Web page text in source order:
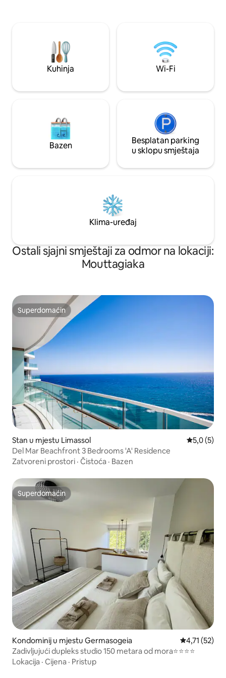
uživati u hladnom kupanju u našoj kadi uz
savršen je za
sami ili poslovne
udobnost i
Kuhinja Wi-Fi
Bazen
Besplatan parking
u sklopu smještaja
Klima-uređaj
Ostali sjajni smještaji za odmor na lokaciji:
Mouttagiaka
Superdomaćin
Superdomaćin
Stan u mjestu Limassol Prosječna
5,0 (5)
Del Mar Beachfront 3 Bedrooms 'A' Residence
Zatvoreni prostori · Čistoća · Bazen
Superdomaćin
Superdomaćin
Kondominij u mjestu Germasogeia Prosječna
4,71 (52)
Zadivljujući dupleks studio 150 metara od mora⭐️⭐️⭐️⭐️
Lokacija · Cijena · Pristup